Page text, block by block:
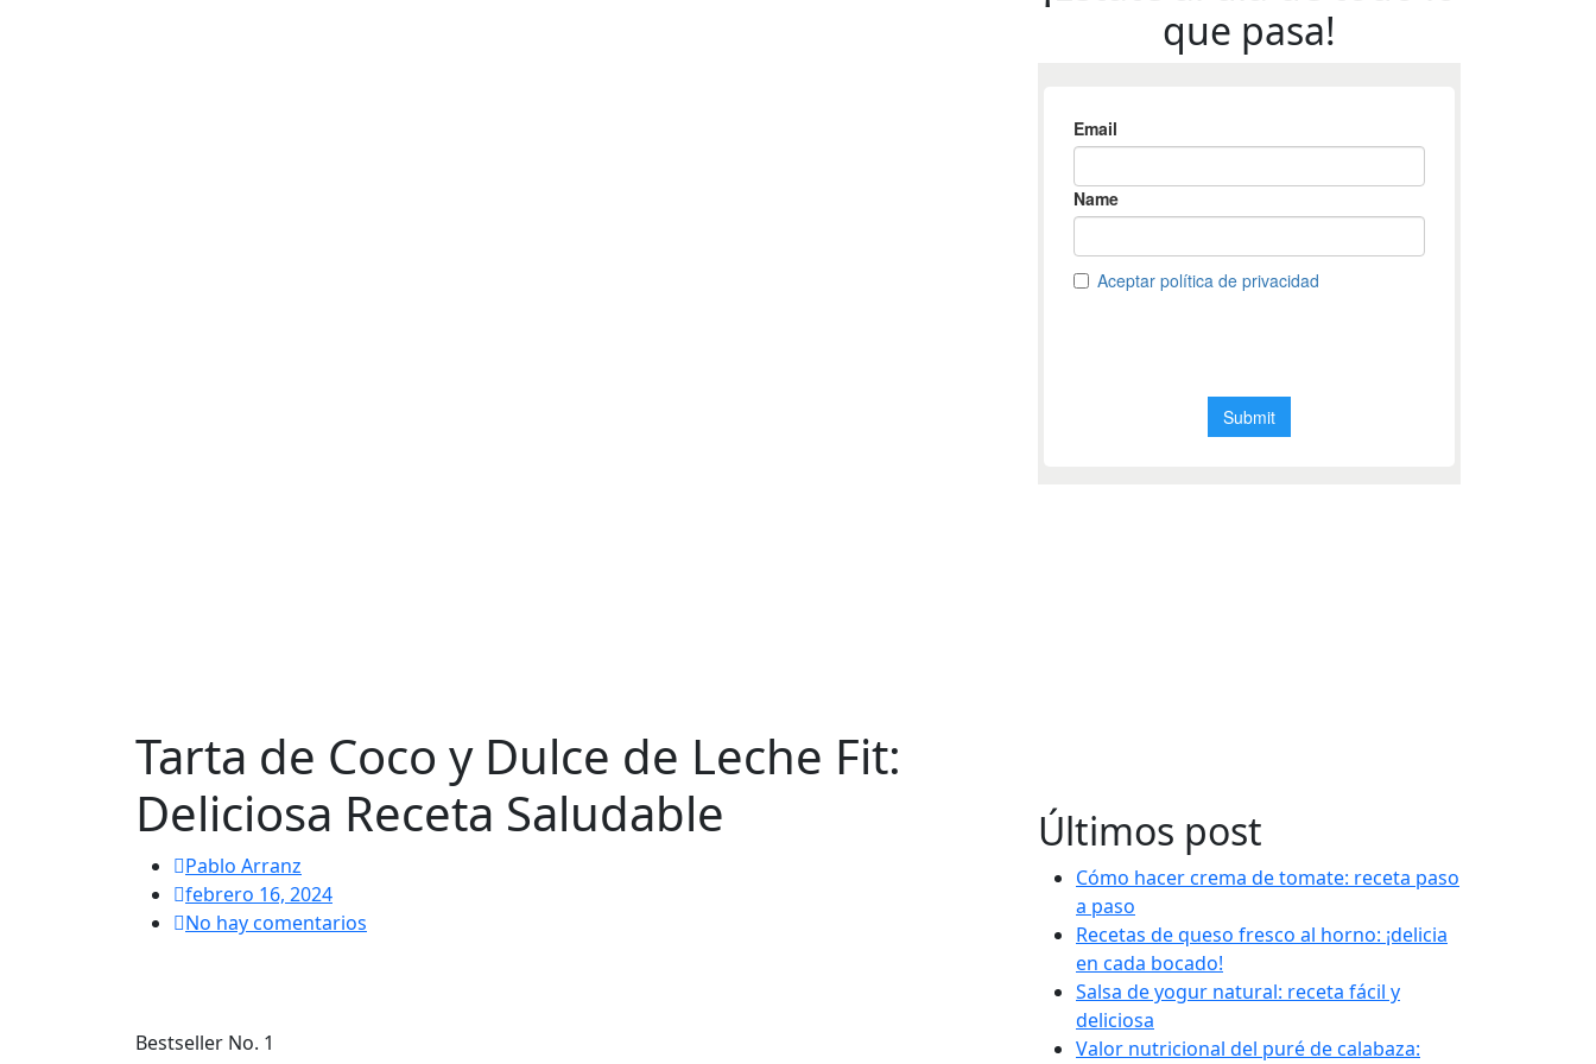
Tarta de Coco y Dulce de Leche Fit:
Deliciosa Receta Saludable
Pablo Arranz
febrero 16, 2024
No hay comentarios
Bestseller No. 1
que pasa!
Últimos post
Cómo hacer crema de tomate: receta paso
a paso
Recetas de queso fresco al horno: ¡delicia
en cada bocado!
Salsa de yogur natural: receta fácil y
deliciosa
Valor nutricional del puré de calabaza: